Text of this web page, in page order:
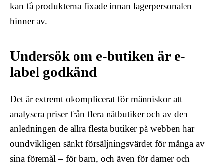
kan få produkterna fixade innan lagerpersonalen
hinner av.
Undersök om e-butiken är e-
label godkänd
Det är extremt okomplicerat för människor att
analysera priser från flera nätbutiker och av den
anledningen de allra flesta butiker på webben har
oundvikligen sänkt försäljningsvärdet för många av
sina föremål – för barn, och även för damer och